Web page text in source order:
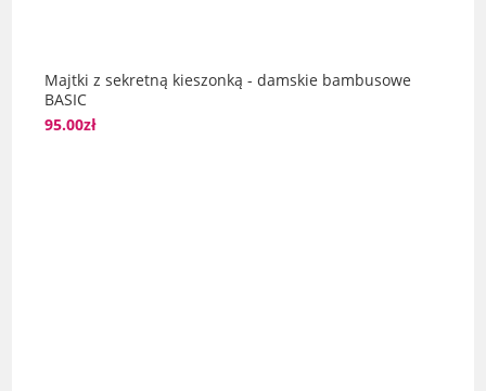
Majtki z sekretną kieszonką - damskie bambusowe
BASIC
95.00zł